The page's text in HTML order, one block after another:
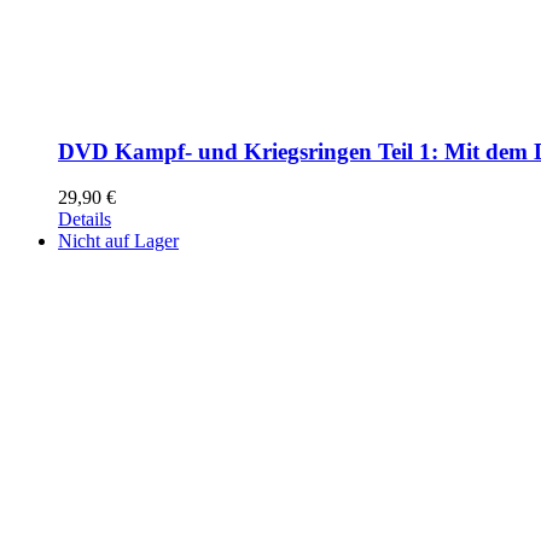
DVD Kampf- und Kriegsringen Teil 1: Mit dem
29,90 €
Details
Nicht auf Lager